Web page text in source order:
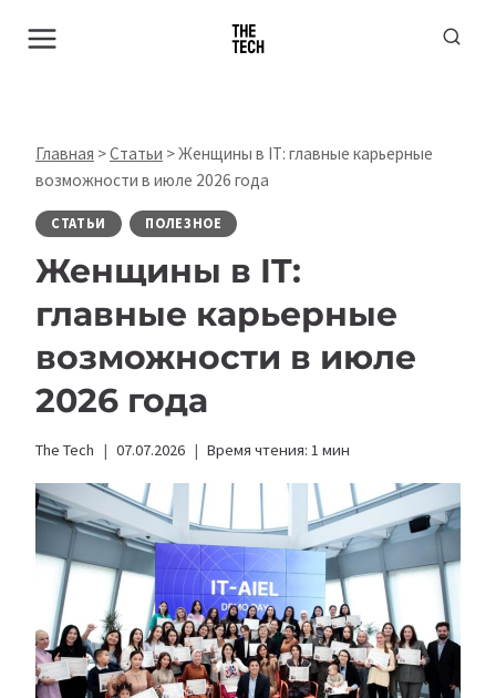
Главная >Статьи >Женщины в IT: главные карьерные
возможности в июле 2026 года
СТАТЬИ ПОЛЕЗНОЕ
Женщины в IT:
главные карьерные
возможности в июле
2026 года
The Tech 07.07.2026 Время чтения: 1 мин